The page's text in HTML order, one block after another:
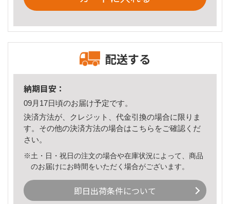
配送する
納期目安：
09月17日頃のお届け予定です。
決済方法が、クレジット、代金引換の場合に限りま
す。その他の決済方法の場合はこちら をご確認くだ
さい。
※土・日・祝日の注文の場合や在庫状況によって、商品
のお届けにお時間をいただく場合がございます。
即日出荷条件について